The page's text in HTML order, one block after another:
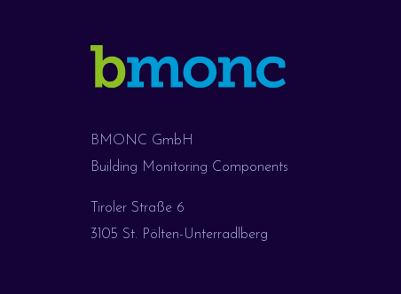
BMONC GmbH
Building Monitoring Components
Tiroler Straße 6
3105 St. Pölten-Unterradlberg